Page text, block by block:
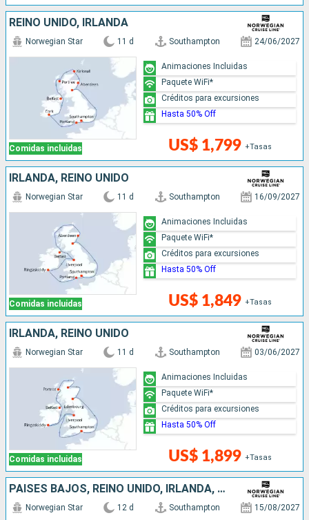
REINO UNIDO, IRLANDA
Comidas incluidas
Norwegian Star 11 d Southampton 24/06/2027
US$ 1,799 +Tasas
Animaciones Incluidas
Paquete WiFi*
Créditos para excursiones
Hasta 50% Off
IRLANDA, REINO UNIDO
Comidas incluidas
Norwegian Star 11 d Southampton 16/09/2027
US$ 1,849 +Tasas
Animaciones Incluidas
Paquete WiFi*
Créditos para excursiones
Hasta 50% Off
IRLANDA, REINO UNIDO
Comidas incluidas
Norwegian Star 11 d Southampton 03/06/2027
US$ 1,899 +Tasas
Animaciones Incluidas
Paquete WiFi*
Créditos para excursiones
Hasta 50% Off
PAISES BAJOS, REINO UNIDO, IRLANDA, BÉLGICA, FRANCIA
Norwegian Star 12 d Southampton 15/08/2027